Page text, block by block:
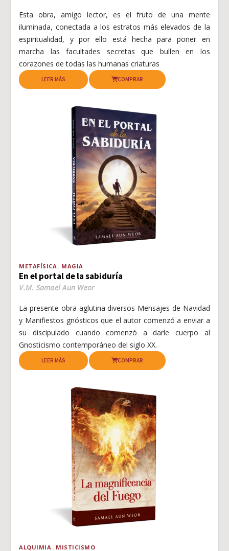
Esta obra, amigo lector, es el fruto de una mente
iluminada, conectada a los estratos más elevados de la
espiritualidad, y por ello está hecha para poner en
marcha las facultades secretas que bullen en los
corazones de todas las humanas criaturas
LEER MÁS COMPRAR
METAFÍSICA MAGIA
En el portal de la sabiduría
V.M. Samael Aun Weor
La presente obra aglutina diversos Mensajes de Navidad
y Manifiestos gnósticos que el autor comenzó a enviar a
su discipulado cuando comenzó a darle cuerpo al
Gnosticismo contemporáneo del siglo XX.
LEER MÁS COMPRAR
ALQUIMIA MISTICISMO